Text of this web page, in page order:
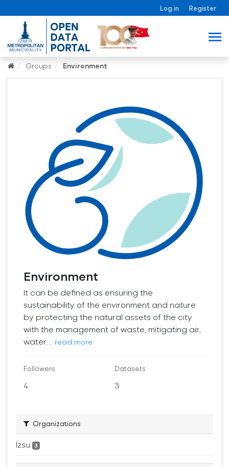
Log in Register
Groups Environment
Environment
It can be defined as ensuring the
sustainability of the environment and nature
by protecting the natural assets of the city
with the management of waste, mitigating air,
water...
read more
Followers
4
Datasets
3
Organizations
İzsu 3